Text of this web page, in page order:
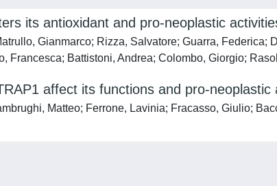
its antioxidant and pro-neoplastic
Gianmarco; Rizza, Salvatore; Guarra, Federica;
Francesca; Battistoni, Andrea; Colombo, Giorgio;
affect its functions and pro-neoplastic
Matteo; Ferrone, Lavinia; Fracasso, Giulio;